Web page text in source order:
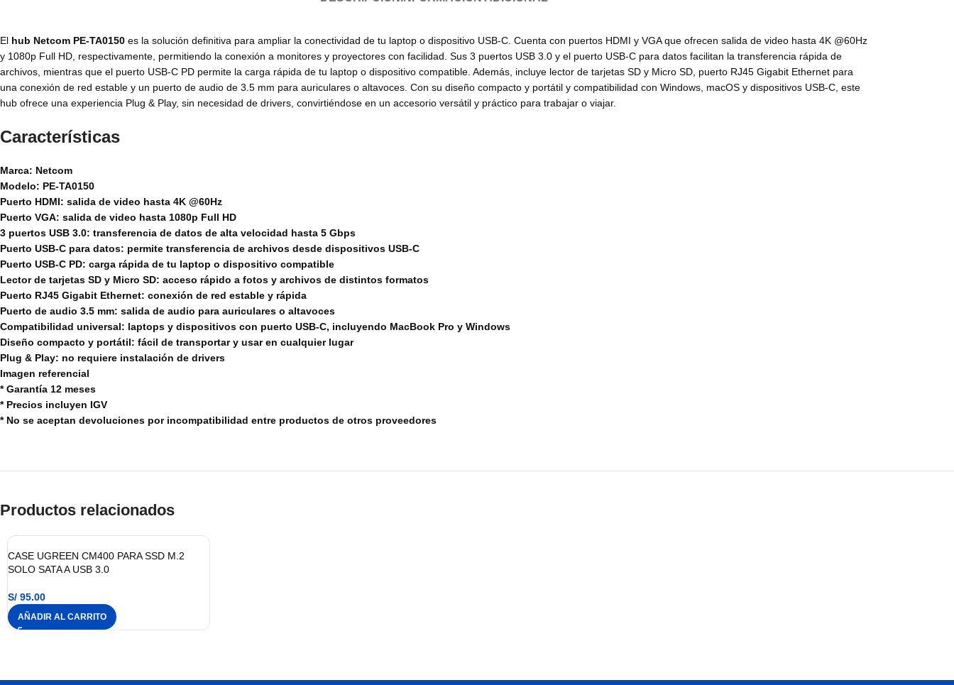
El hub Netcom PE-TA0150 es la solución definitiva para ampliar la conectividad de tu laptop o dispositivo USB-C. Cuenta con puertos HDMI y VGA que ofrecen salida de video hasta 4K @60Hz
y 1080p Full HD, respectivamente, permitiendo la conexión a monitores y proyectores con facilidad. Sus 3 puertos USB 3.0 y el puerto USB-C para datos facilitan la transferencia rápida de
archivos, mientras que el puerto USB-C PD permite la carga rápida de tu laptop o dispositivo compatible. Además, incluye lector de tarjetas SD y Micro SD, puerto RJ45 Gigabit Ethernet para
una conexión de red estable y un puerto de audio de 3.5 mm para auriculares o altavoces. Con su diseño compacto y portátil y compatibilidad con Windows, macOS y dispositivos USB-C, este
hub ofrece una experiencia Plug & Play, sin necesidad de drivers, convirtiéndose en un accesorio versátil y práctico para trabajar o viajar.
Características
Marca: Netcom
Modelo: PE-TA0150
Puerto HDMI: salida de video hasta 4K @60Hz
Puerto VGA: salida de video hasta 1080p Full HD
3 puertos USB 3.0: transferencia de datos de alta velocidad hasta 5 Gbps
Puerto USB-C para datos: permite transferencia de archivos desde dispositivos USB-C
Puerto USB-C PD: carga rápida de tu laptop o dispositivo compatible
Lector de tarjetas SD y Micro SD: acceso rápido a fotos y archivos de distintos formatos
Puerto RJ45 Gigabit Ethernet: conexión de red estable y rápida
Puerto de audio 3.5 mm: salida de audio para auriculares o altavoces
Compatibilidad universal: laptops y dispositivos con puerto USB-C, incluyendo MacBook Pro y Windows
Diseño compacto y portátil: fácil de transportar y usar en cualquier lugar
Plug & Play: no requiere instalación de drivers
Imagen referencial
* Garantía 12 meses
* Precios incluyen IGV
* No se aceptan devoluciones por incompatibilidad entre productos de otros proveedores
Productos relacionados
CASE UGREEN CM400 PARA SSD M.2
SOLO SATA A USB 3.0
S/ 95.00
AÑADIR AL CARRITO